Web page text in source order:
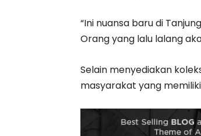
“Ini nuansa baru di
Orang yang lalu lalang
Selain menyediakan
masyarakat yang